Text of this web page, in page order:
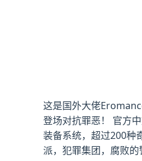
这是国外大佬
登场对抗罪恶！ 官方
装备系统，超过200种
派，犯罪集团，腐败